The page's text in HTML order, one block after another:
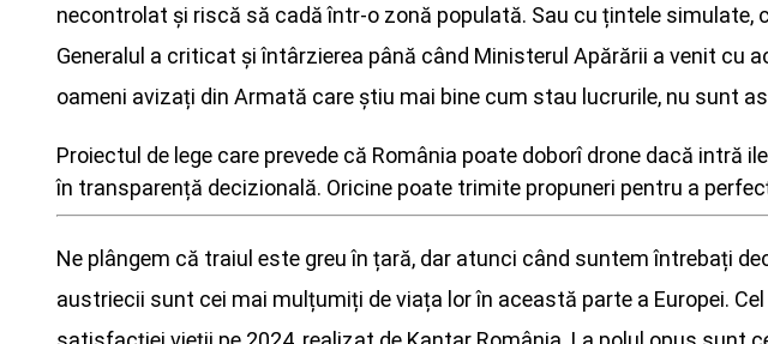
necontrolat și riscă să cadă într-o zonă populată. Sau cu țintele simulate,
Generalul a criticat și întârzierea până când Ministerul Apărării a venit cu
oameni avizați din Armată care știu mai bine cum stau lucrurile, nu sunt
Proiectul de lege care prevede că România poate doborî drone dacă intră
în transparență decizională. Oricine poate trimite propuneri pentru a
Ne plângem că traiul este greu în țară, dar atunci când suntem întrebați
austriecii sunt cei mai mulțumiți de viața lor în această parte a Europei.